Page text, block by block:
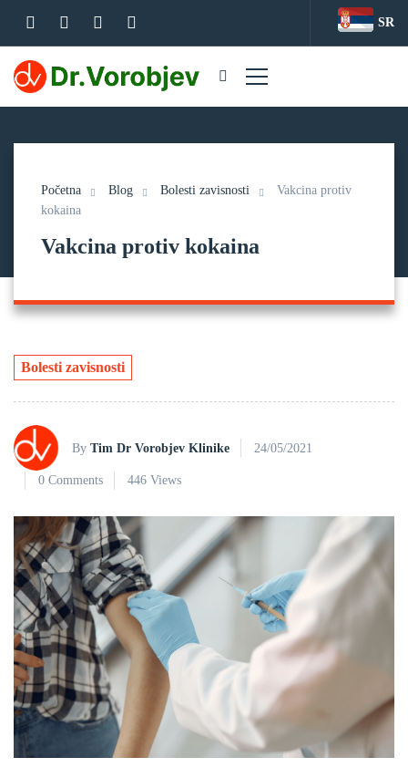
SR
Početna Blog Bolesti zavisnosti
Vakcina protiv
kokaina
Vakcina protiv kokaina
Bolesti zavisnosti
By Tim Dr Vorobjev Klinike 24/05/2021
0 Comments 446 Views